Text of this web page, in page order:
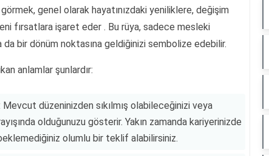
görmek, genel olarak hayatınızdaki yeniliklere, değişim
fırsatlara işaret eder . Bu rüya, sadece mesleki
da bir dönüm noktasına geldiğinizi sembolize edebilir.
anlamlar şunlardır:
Mevcut düzeninizden sıkılmış olabileceğinizi veya
olduğunuzu gösterir. Yakın zamanda kariyerinizde
olumlu bir teklif alabilirsiniz.